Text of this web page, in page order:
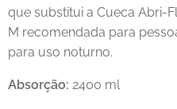
que substitui a Cueca Abri-
M recomendada para
para uso noturno.
Absorção: 2400 ml